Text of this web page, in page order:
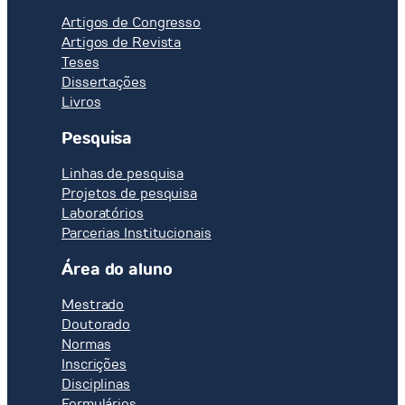
SYSTEMS,
Paris,
1986,
the
Committee
Meeting:
joint
IAEA,
ILO/
UNEP/
WHO.
Workshop
on
assessing
and
managing
Artigos de Congresso
Artigos de Revista
Teses
Dissertações
Livros
Pesquisa
Linhas de pesquisa
Projetos de pesquisa
Laboratórios
Parcerias Institucionais
Área do aluno
Mestrado
Doutorado
Normas
Inscrições
Disciplinas